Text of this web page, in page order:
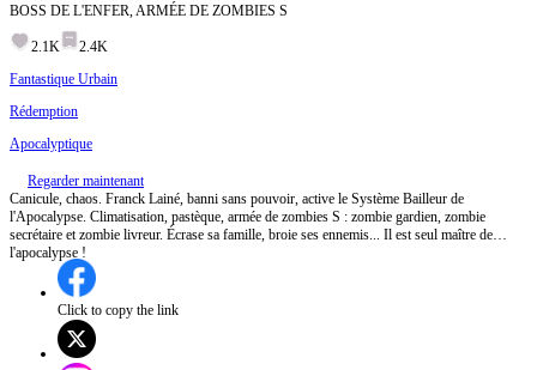
BOSS DE L'ENFER, ARMÉE DE ZOMBIES S
2.1K
2.4K
Fantastique Urbain
Rédemption
Apocalyptique
Regarder maintenant
Canicule, chaos. Franck Lainé, banni sans pouvoir, active le Système Bailleur de
l'Apocalypse. Climatisation, pastèque, armée de zombies S : zombie gardien, zombie
secrétaire et zombie livreur. Écrase sa famille, broie ses ennemis... Il est seul maître de
l'apocalypse !
Click to copy the link